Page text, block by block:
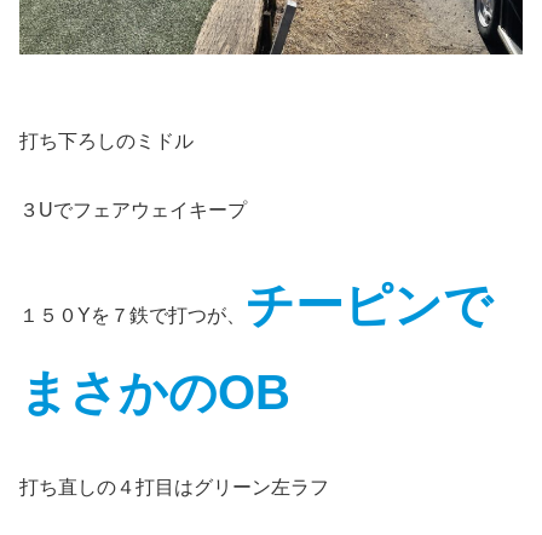
打ち下ろしのミドル
３Uでフェアウェイキープ
１５０Yを７鉄で打つが、
チーピンで
まさかのOB
打ち直しの４打目はグリーン左ラフ